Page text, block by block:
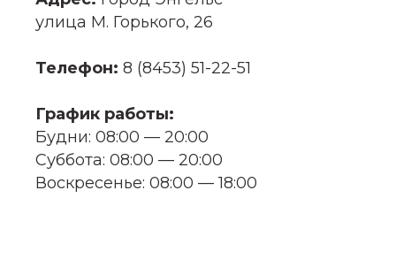
улица М. Горького, 26
Телефон: 8 (8453) 51-22-51
График работы:
Будни: 08:00 — 20:00
Суббота: 08:00 — 20:00
Воскресенье: 08:00 — 18:00